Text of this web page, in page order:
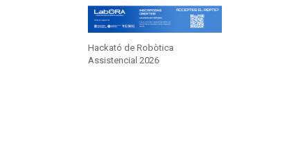
Hackató de Robòtica
Assistencial 2026